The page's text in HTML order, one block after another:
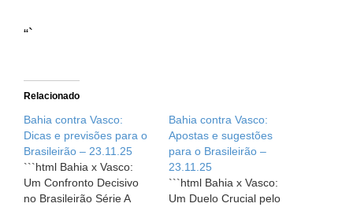
“`
Relacionado
Bahia contra Vasco:
Dicas e previsões para o
Brasileirão – 23.11.25
```html Bahia x Vasco:
Um Confronto Decisivo
no Brasileirão Série A
Bahia contra Vasco:
Apostas e sugestões
para o Brasileirão –
23.11.25
```html Bahia x Vasco:
Um Duelo Crucial pelo